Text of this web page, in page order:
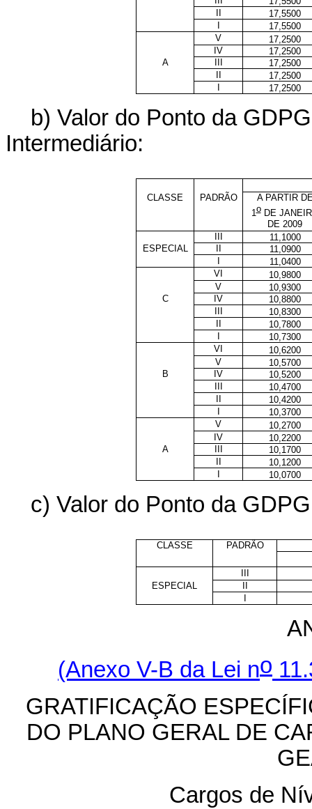
17,5500
17,5500
V
17,2500
IV
17,2500
A
17,2500
17,2500
17,2500
b) Valor do Ponto da
Intermediário:
CLASSE PADRÃO
A PARTIR
1oDE
DE 2009
11,1000
ESPECIAL
11,0900
11,0400
VI
10,9800
V
10,9300
C
IV
10,8800
10,8300
10,7800
10,7300
VI
10,6200
V
10,5700
B
IV
10,5200
10,4700
10,4200
10,3700
V
10,2700
IV
10,2200
A
10,1700
10,1200
10,0700
c) Valor do Ponto da
CLASSE PADRÃO
ESPECIAL
(Anexo V-B da Lei no
GRATIFICAÇÃO
DO PLANO GERAL DE
Cargos de